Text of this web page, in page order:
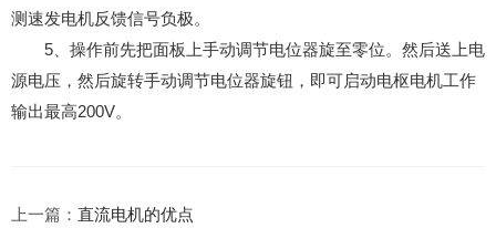
测速发电机反馈信号负极。
5、操作前先把面板上手动调节电位器旋至零位。然后送上电
源电压，然后旋转手动调节电位器旋钮，即可启动电枢电机工作
输出最高200V。
上一篇： 直流电机的优点